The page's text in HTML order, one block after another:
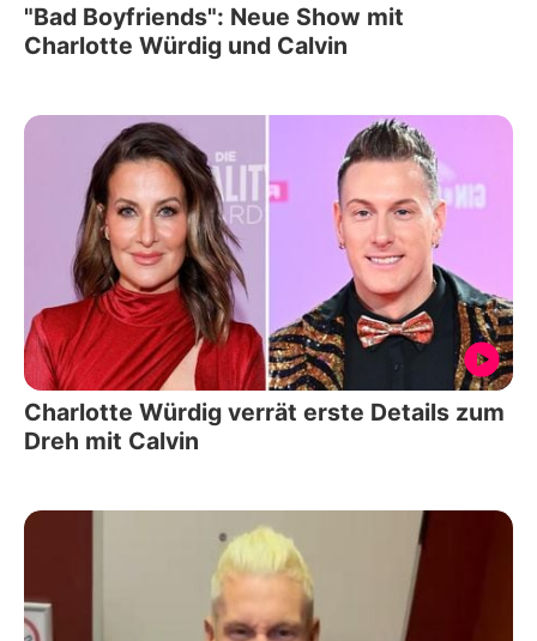
"Bad Boyfriends": Neue Show mit
Charlotte Würdig und Calvin
Charlotte Würdig verrät erste Details zum
Dreh mit Calvin